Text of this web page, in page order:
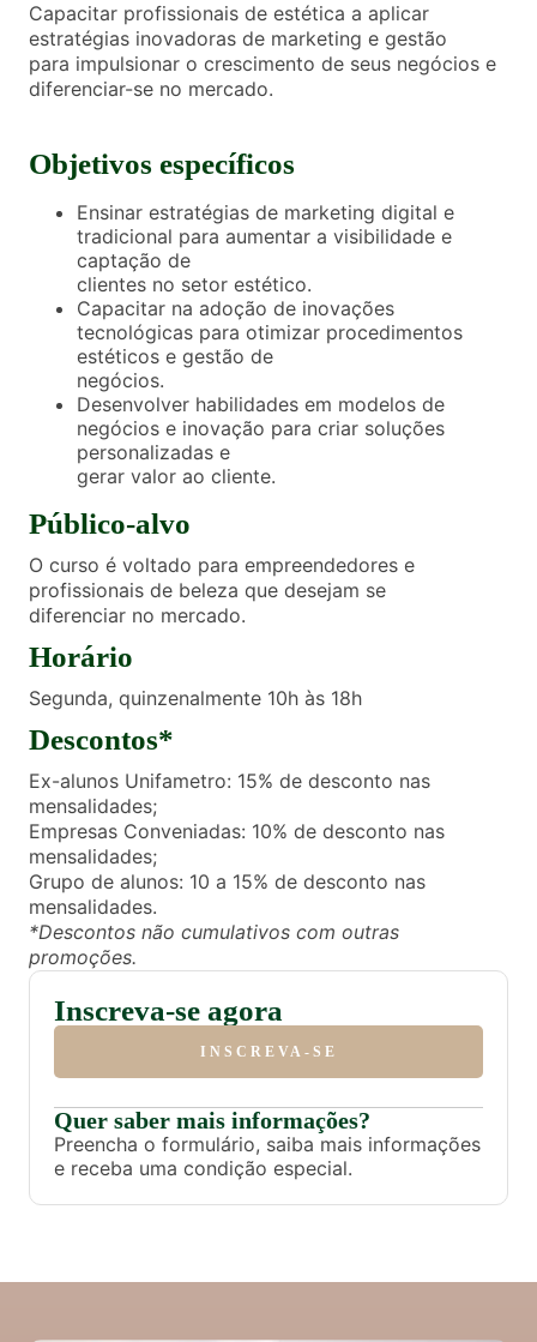
Capacitar profissionais de estética a aplicar
estratégias inovadoras de marketing e gestão
para impulsionar o crescimento de seus negócios e
diferenciar-se no mercado.
Objetivos específicos
Ensinar estratégias de marketing digital e
tradicional para aumentar a visibilidade e
captação de
clientes no setor estético.
Capacitar na adoção de inovações
tecnológicas para otimizar procedimentos
estéticos e gestão de
negócios.
Desenvolver habilidades em modelos de
negócios e inovação para criar soluções
personalizadas e
gerar valor ao cliente.
Público-alvo
O curso é voltado para empreendedores e
profissionais de beleza que desejam se
diferenciar no mercado.
Horário
Segunda, quinzenalmente 10h às 18h
Descontos*
Ex-alunos Unifametro: 15% de desconto nas
mensalidades;
Empresas Conveniadas: 10% de desconto nas
mensalidades;
Grupo de alunos: 10 a 15% de desconto nas
mensalidades.
*Descontos não cumulativos com outras
promoções.
Inscreva-se agora
INSCREVA-SE
Quer saber mais informações?
Preencha o formulário, saiba mais informações
e receba uma condição especial.